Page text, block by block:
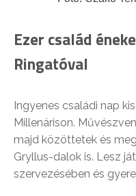
Ezer család
Ringatóval
Ingyenes családi nap
Millenárison.
majd közöttetek és
Gryllus-dalok is. Lesz
szervezésében és